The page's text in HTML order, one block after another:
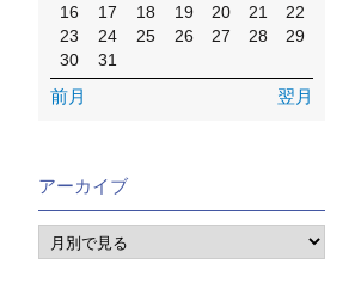
16
17 18 19 20 21
22
23
24 25 26 27 28
29
30
31
前月 翌月
アーカイブ